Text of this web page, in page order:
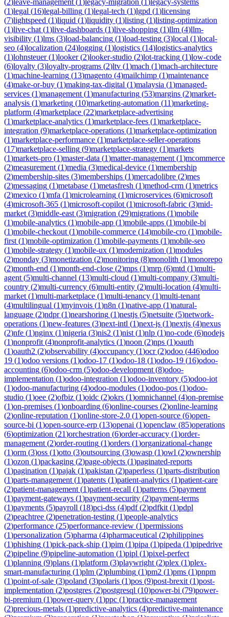
(1)legal (16)legal-billing (1)legal-tech (1)lgpd (1)licensing
(7)lightspeed (1)liquid (1)liquidity (1)listing (1)listing-optimization
(1)live-chat (1)live-dashboards (1)live-shopping (1)llm (4)llm-
visibility (1)lms (3)load-balancing (1)load-testing (3)local (1)local-
seo (4)localization (24)logging (1)logistics (14)logistics-analytics
(1)lohnsteuer(1)looker(2)looker-studio (2)lot-tracking (1)low-code
(6)loyalty (3)loyalty-programs (2)ltv (1)mach (1)mach-architecture
(1)machine-learning (13)magento (4)mailchimp (1)maintenance
(4)make-or-buy (1)making-tax-digital (1)malaysia (1)managed-
services (1)management (1)manufacturing (53)margins (2)market-
analysis (1)marketing (10)marketing-automation (11)marketing-
platform (4)marketplace (22)marketplace-advertising
(1)marketplace-analytics (1)marketplace-fees (1)marketplace-
integration (9)marketplace-operations (1)marketplace-optimization
(1)marketplace-performance (1)marketplace-seller-operations
(17)marketplace-selling (9)marketplace-strategy (1)markets
(1)markets-pro (1)master-data (1)matter-management (1)mcommerce
(2)measurement (1)media (3)medical-device (1)membership
(2)membership-sites (3)memberships (1)mercadolibre (2)mes
(2)messaging (1)metabase (1)metasfresh (1)method-crm (1)metrics
(2)mexico (1)mfa (1)microlearning (1)microservices (6)microsoft
(4)microsoft-365 (1)microsoft-copilot (1)microsoft-fabric (3)mid-
market (3)middle-east (3)migration (29)migrations (1)mobile
(1)mobile-analytics (1)mobile-app (1)mobile-apps (1)mobile-bi
(1)mobile-checkout (1)mobile-commerce (14)mobile-cro (1)mobile-
first (1)mobile-optimization (1)mobile-payments (1)mobile-seo
(1)mobile-strategy (1)mobile-ux (1)modernization (1)modules
(2)monday (3)monetization (2)monitoring (8)monolith (1)monorepo
(2)month-end (1)month-end-close (2)mps (1)mrp (6)mtd (1)multi-
agent (5)multi-channel (13)multi-cloud (1)multi-company (3)multi-
country (2)multi-currency (6)multi-entity (2)multi-location (4)multi-
market (1)multi-marketplace (1)multi-tenancy (1)multi-tenant
(4)multilingual (1)myinvois (1)n8n (1)native-app (1)natural-
language (2)ndpr(1)nearshoring (1)nestjs (5)netsuite (5)network-
operations (1)new-features (3)next-intl (1)next-js (1)nextjs (4)nexus
(2)nfe (1)nginx (1)nigeria (3)nis2 (1)nist (1)nlp (1)no-code (6)nodejs
(1)nonprofit (4)nonprofit-analytics (1)noon (2)nps (1)oauth
(1)oauth2 (2)observability (4)occupancy (1)ocr(2)odoo (446)odoo
19 (1)odoo versions (1)odoo-17 (1)odoo-18 (1)odoo-19 (16)odoo-
accounting (6)odoo-crm (5)odoo-development (8)odoo-
implementation (1)odoo-integration (1)odoo-inventory (5)odoo-iot
(1)odoo-manufacturing (4)odoo-modules (1)odoo-pos (1)odoo-
studio (1)oee (2)ofbiz (1)oidc (2)okrs (1)omnichannel (4)on-premise
(1)on-premises (1)onboarding (6)online-courses (2)online-learning
(2)online-reputation (1)online-store-2.0 (1)open-source (6)open-
source-bi (1)open-source-erp (13)openai (1)openclaw (85)operations
(6)optimization (21)orchestration (6)order-accuracy (1)order-
management (2)order-routing (1)orders (1)organizational-change
(1)orm (3)oss (1)otto (3)outsourcing (3)owasp (1)owl (2)ownership
(1)ozon (1)packaging (2)page-objects (1)paginated-reports
(1)pagination (1)pajak (1)pakistan (2)paperless (1)parts-distribution
(1)parts-management (1)patents (1)patient-analytics (1)patient-care
(2)patient-management (1)patient-recall (1)patterns (5)payment
(1)payment-gateways (1)payment-security (2)payment-terms
(1)payments (5)payroll (18)pci-dss (4)pdf(2)pdfkit (1)pdpl
(2)peachtree (2)penetration-testing (1)people-analytics
(2)performance (25)performance-review (1)permissions
(1)personalization (5)pharma (4)pharmaceutical (2)philippines
(1)phishing (1)pick-pack-ship (1)pim (1)pipa (1)pipeda (1)pipedrive
(2)pipeline (9)pipeline-automation (1)pipl (1)pixel-perfect
(1)planning (9)plans (1)platform (3)playwright (2)plex (1)plex-
smart-manufacturing (1)plm (2)plumbing (1)pm2 (1)pms (1)pnpm
(1)point-of-sale (3)poland (3)polaris (1)pos (9)post-brexit (1)post-
implementation (2)postgres (2)postgresql (10)power-bi (79)power-
bi-premium (1)power-query (1)ppc (1)practice-management
(2)precious-metals (1)predictive-analytics (4)predictive-maintenance